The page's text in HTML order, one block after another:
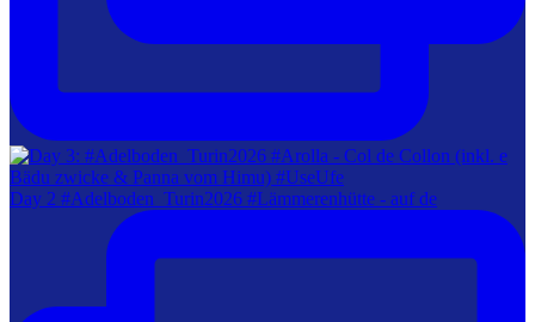
Day 2 #Adelboden_Turin2026 #Lämmerenhütte - auf de